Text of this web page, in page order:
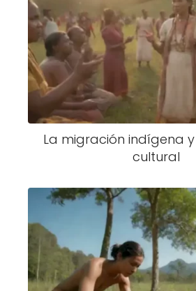
La migración indígena
cultural